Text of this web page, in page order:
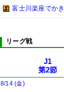
富士川楽座でか
リーグ戦
J1
第2節
8/14 (金)